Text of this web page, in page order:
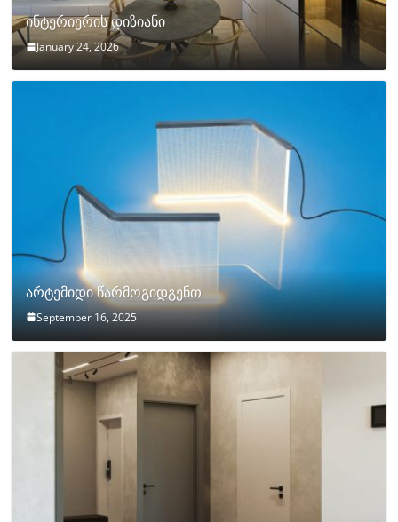
ინტერიერის დიზიანი
January 24, 2026
არტემიდი წარმოგიდგენთ
September 16, 2025